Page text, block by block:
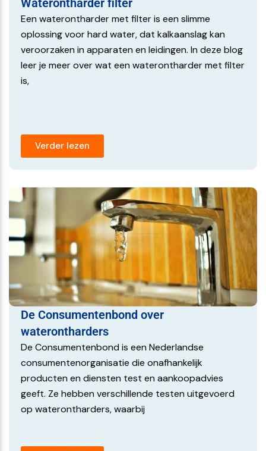
ionenwisselaars
Afmeting: doorsnede 25 mm / hoogte 16 mm
Bekijk HIER ons uitgebreide assortiment
onthardingszout.
Waterontharder filter
Een waterontharder met filter is een slimme
oplossing voor hard water, dat kalkaanslag kan
veroorzaken in apparaten en leidingen. In deze blog
leer je meer over wat een waterontharder met filter
is,
Verder lezen
De Consumentenbond over
waterontharders
De Consumentenbond is een Nederlandse
consumentenorganisatie die onafhankelijk
producten en diensten test en aankoopadvies
geeft. Ze hebben verschillende testen uitgevoerd
op waterontharders, waarbij